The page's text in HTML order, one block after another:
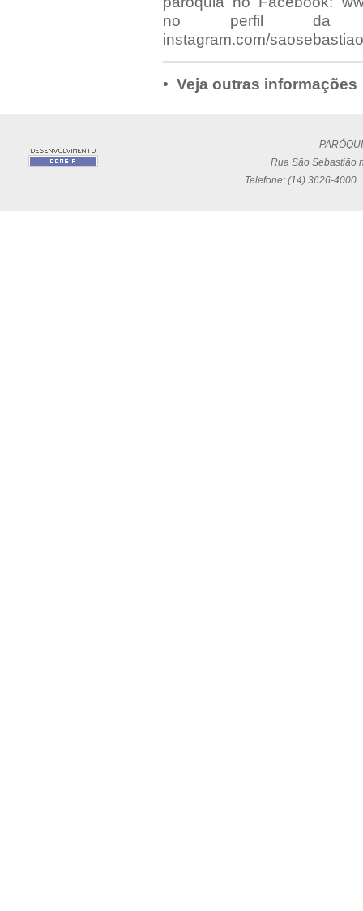
no perfil da
instagram.com/
• Veja outras informações
Rua São Sebastião
Telefone: (14) 3626-